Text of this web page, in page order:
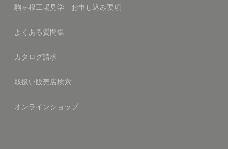
駒ヶ根工場見学 お申し込み要項
よくある質問集
カタログ請求
取扱い販売店検索
オンラインショップ